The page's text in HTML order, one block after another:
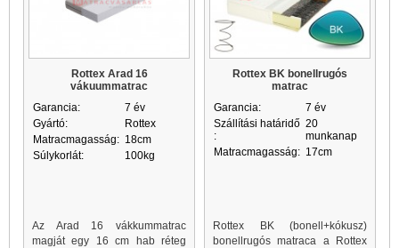
Rottex Arad 16
vákuummatrac
Garancia:
7 év
Gyártó:
Rottex
Matracmagasság: 18cm
Súlykorlát:
100kg
Az Arad 16 vákkummatrac
magját egy 16 cm hab réteg
Rottex BK bonellrugós
matrac
Garancia:
7 év
Szállítási határidő
:
20
munkanap
Matracmagasság: 17cm
Rottex BK (bonell+kókusz)
bonellrugós matraca a Rottex